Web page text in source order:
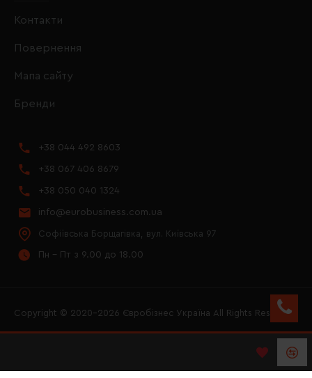
Контакти
Повернення
Мапа сайту
Бренди
+38 044 492 8603
+38 067 406 8679
+38 050 040 1324
info@eurobusiness.com.ua
Софіївська Борщагівка, вул. Київська 97
Пн - Пт з 9.00 до 18.00
Copyright © 2020–2026 Євробізнес Україна All Rights Reserved
LOGO ЄВРОБІЗНЕС